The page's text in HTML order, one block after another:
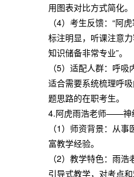
用图表对比方式简化。
（4）考生反馈：“阿
标注明显，听课注意力
知识储备非常专业”。
（5）适配人群：呼
适合需要系统梳理呼
题思路的在职考生。
4.阿虎雨浩老师——神
（1）师资背景：从
富教学经验。
（2）教学特色：雨
引导式教学，对考点